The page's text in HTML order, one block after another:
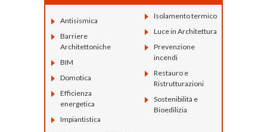
Antisismica
Barriere
Architettoniche
BIM
Domotica
Efficienza
energetica
Impiantistica
Isolamento termico
Luce in Architettura
Prevenzione
incendi
Restauro e
Ristrutturazioni
Sostenibilità e
Bioedilizia